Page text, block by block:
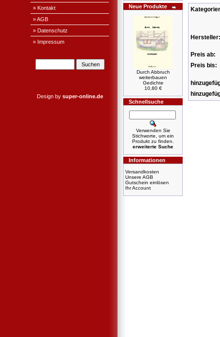
» Kontakt
» AGB
» Datenschutz
» Impressum
Design by super-online.de
Neue Produkte
Durch Abbruch
weiterbauen
Gedichte
10,80 €
Schnellsuche
Verwenden Sie
Stichworte, um ein
Produkt zu finden.
erweiterte Suche
Informationen
Versandkosten
Unsere AGB
Gutschein einlösen
Ihr Account
Hersteller:
Preis ab:
Preis bis: